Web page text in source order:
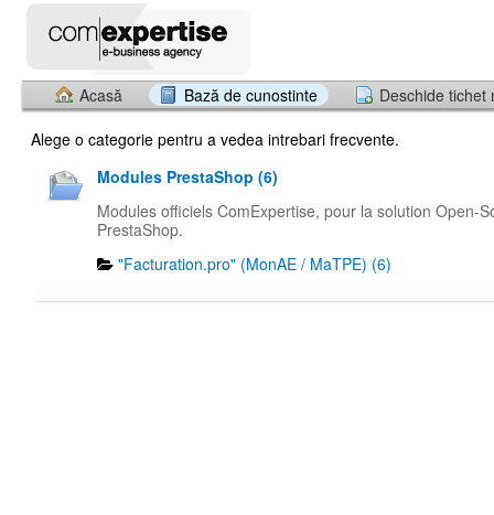
Acasă Bază de cunostinte
Deschide tichet
Alege o categorie pentru a vedea intrebari frecvente.
Modules PrestaShop (6)
Modules officiels ComExpertise, pour la solution Open-
PrestaShop.
"Facturation.pro" (MonAE / MaTPE) (6)